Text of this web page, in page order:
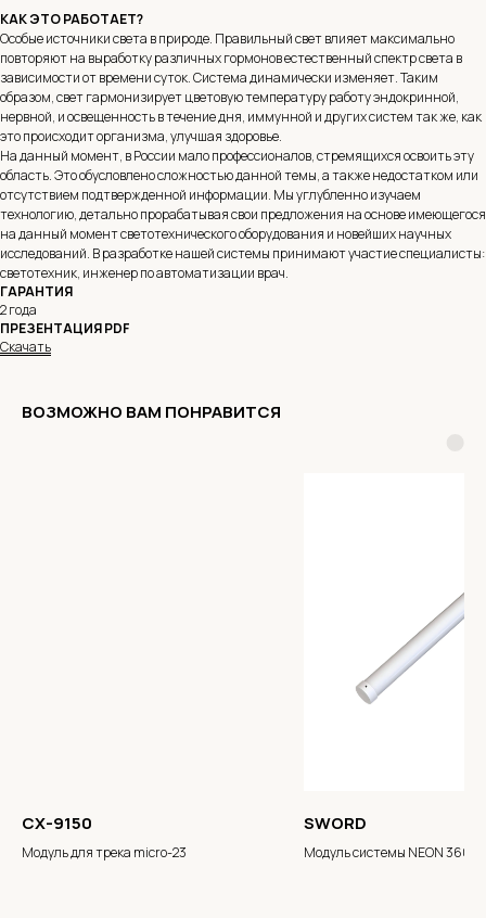
КАК ЭТО РАБОТАЕТ?
Особые источники света в природе. Правильный свет влияет максимально
повторяют на выработку различных гормонов естественный спектр света в
зависимости от времени суток. Система динамически изменяет. Таким
образом, свет гармонизирует цветовую температуру работу эндокринной,
нервной, и освещенность в течение дня, иммунной и других систем так же, как
это происходит организма, улучшая здоровье.
На данный момент, в России мало профессионалов, стремящихся освоить эту
область. Это обусловлено сложностью данной темы, а также недостатком или
отсутствием подтвержденной информации. Мы углубленно изучаем
технологию, детально прорабатывая свои предложения на основе имеющегося
на данный момент светотехнического оборудования и новейших научных
исследований. В разработке нашей системы принимают участие специалисты:
светотехник, инженер по автоматизации врач.
ГАРАНТИЯ
2 года
ПРЕЗЕНТАЦИЯ PDF
Скачать
ВОЗМОЖНО ВАМ ПОНРАВИТСЯ
CX-9150
Модуль для трека micro-23
SWORD
Модуль системы NEON 360